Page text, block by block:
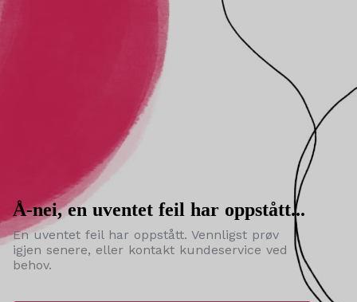
Å-nei, en uventet feil har oppstått...
En uventet feil har oppstått. Vennligst prøv
igjen senere, eller kontakt kundeservice ved
behov.